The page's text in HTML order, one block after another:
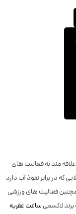
مند به فعالیت های
که در برابر نفوذ آب دارد
فعالیت های ورزشی
لاکسمیساعت عقربه